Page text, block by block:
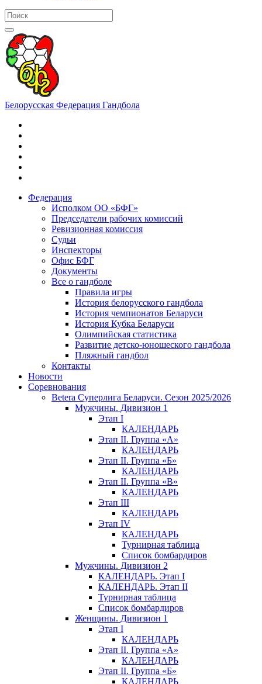
Белорусская Федерация Гандбола
Федерация
Исполком ОО «БФГ»
Председатели рабочих комиссий
Ревизионная комиссия
Судьи
Инспекторы
Офис БФГ
Документы
Все о гандболе
Правила игры
История белорусского гандбола
История чемпионатов Беларуси
История Кубка Беларуси
Олимпийская статистика
Развитие детско-юношеского гандбола
Пляжный гандбол
Контакты
Новости
Соревнования
Betera Суперлига Беларуси. Сезон 2025/2026
Мужчины. Дивизион 1
Этап I
КАЛЕНДАРЬ
Этап II. Группа «А»
КАЛЕНДАРЬ
Этап II. Группа «Б»
КАЛЕНДАРЬ
Этап II. Группа «В»
КАЛЕНДАРЬ
Этап III
КАЛЕНДАРЬ
Этап IV
КАЛЕНДАРЬ
Турнирная таблица
Список бомбардиров
Мужчины. Дивизион 2
КАЛЕНДАРЬ. Этап I
КАЛЕНДАРЬ. Этап II
Турнирная таблица
Список бомбардиров
Женщины. Дивизион 1
Этап I
КАЛЕНДАРЬ
Этап II. Группа «А»
КАЛЕНДАРЬ
Этап II. Группа «Б»
КАЛЕНДАРЬ